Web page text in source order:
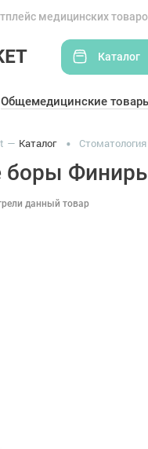
медицинских
Каталог
Общемедицинские
Каталог Стоматология
Финиры
данный товар